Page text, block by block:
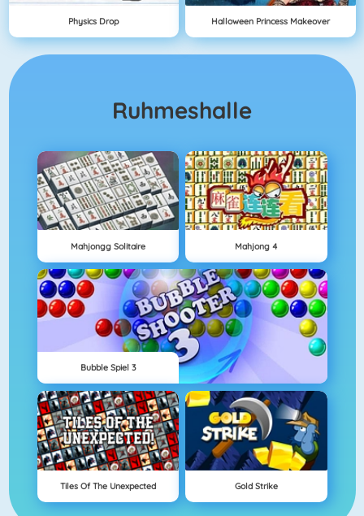
Physics Drop Halloween Princess Makeover
Ruhmeshalle
Mahjongg Solitaire Mahjong 4
Bubble Spiel 3
Tiles Of The Unexpected Gold Strike